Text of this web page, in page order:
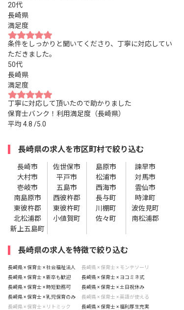
20代
長崎県
満足度
条件をしっかりと聞いてくださり、丁寧に対応してい
ただきました。
50代
長崎県
満足度
丁寧に対応して頂いたので助かりました
保育士バンク！利用満足度（長崎県）
平均 4.8 /5.0
長崎県の求人を市区町村で絞り込む
長崎市 佐世保市 島原市
諫早市
大村市
平戸市 松浦市
対馬市
壱岐市
五島市 西海市
雲仙市
南島原市
西彼杵郡 長与町
時津町
東彼杵郡
東彼杵町 川棚町
波佐見町
北松浦郡
小値賀町 佐々町
南松浦郡
新上五島町
長崎県の求人を特徴で絞り込む
長崎県 × 保育士 × 社会福祉法人
長崎県 × 保育士 × モンテソーリ
長崎県 × 保育士 × 新卒も歓迎
長崎県 × 保育士 × ヨコミネ式
長崎県 × 保育士 × 時短勤務可
長崎県 × 保育士 × 土日祝休み
長崎県 × 保育士 × 乳児保育のみ
長崎県 × 保育士 × 英語が使える
長崎県 × 保育士 × リトミック
長崎県 × 保育士 × 福利厚生充実